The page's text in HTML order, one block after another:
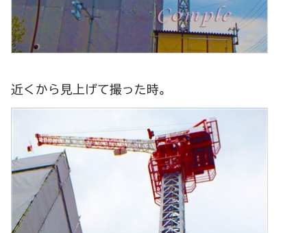
近くから見上げて撮った時。